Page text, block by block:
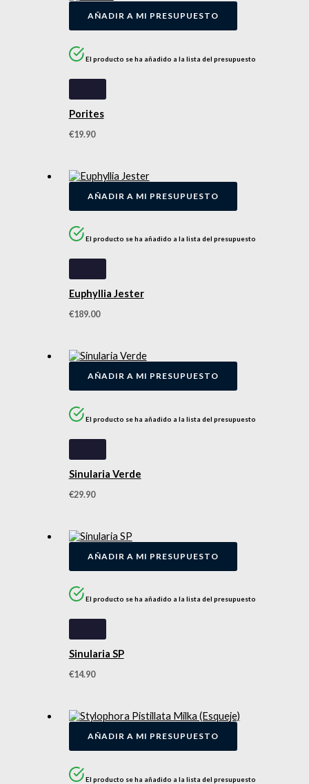
AÑADIR A MI PRESUPUESTO
El producto se ha añadido a la lista del presupuesto
Porites
€19.90
AÑADIR A MI PRESUPUESTO
El producto se ha añadido a la lista del presupuesto
Euphyllia Jester
€189.00
AÑADIR A MI PRESUPUESTO
El producto se ha añadido a la lista del presupuesto
Sinularia Verde
€29.90
AÑADIR A MI PRESUPUESTO
El producto se ha añadido a la lista del presupuesto
Sinularia SP
€14.90
AÑADIR A MI PRESUPUESTO
El producto se ha añadido a la lista del presupuesto